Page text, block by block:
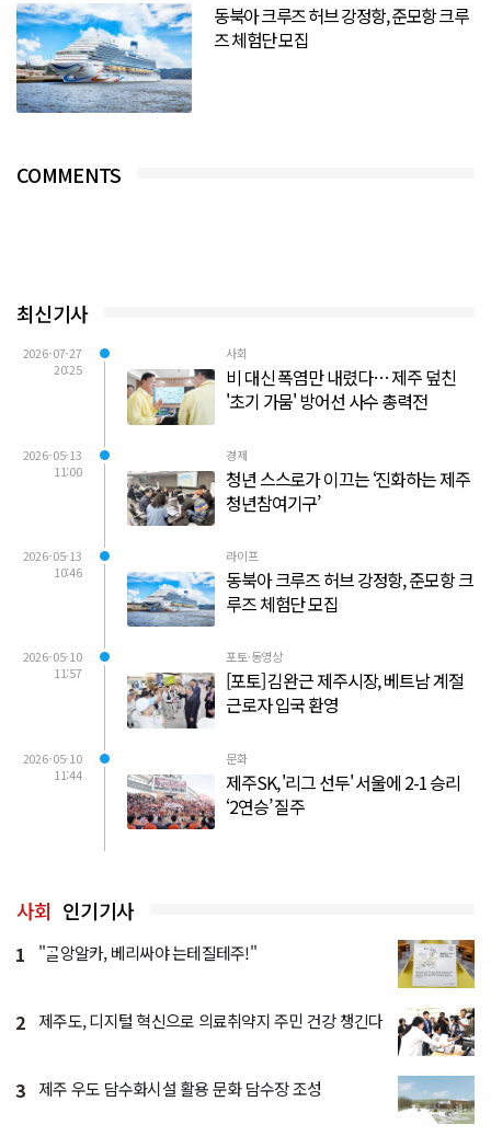
동북아 크루즈 허브 강정항, 준모항 크루
즈 체험단 모집
COMMENTS
최신기사
2026-07-27
20:25
사회
비 대신 폭염만 내렸다… 제주 덮친
'초기 가뭄' 방어선 사수 총력전
2026-05-13
11:00
경제
청년 스스로가 이끄는 ‘진화하는 제주
청년참여기구’
2026-05-13
10:46
라이프
동북아 크루즈 허브 강정항, 준모항 크
루즈 체험단 모집
2026-05-10
11:57
포토·동영상
[포토] 김완근 제주시장, 베트남 계절
근로자 입국 환영
2026-05-10
11:44
문화
제주SK, '리그 선두' 서울에 2-1 승리
‘2연승’ 질주
사회 인기기사
1 "ᄀᆞᆯ앙알카, 베리싸야 는테질테주!"
2 제주도, 디지털 혁신으로 의료취약지 주민 건강 챙긴다
3 제주 우도 담수화시설 활용 문화 담수장 조성